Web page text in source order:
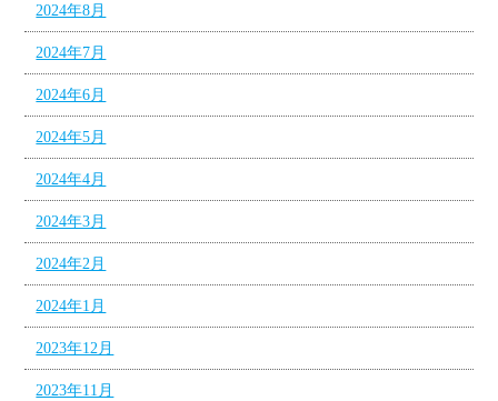
2024年8月
2024年7月
2024年6月
2024年5月
2024年4月
2024年3月
2024年2月
2024年1月
2023年12月
2023年11月